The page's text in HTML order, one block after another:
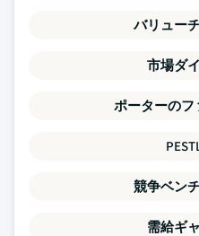
バリュー
市場ダ
ポーターのフ
競争ベン
需給ギ